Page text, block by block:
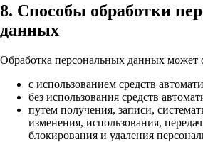
8. Способы обработки
данных
Обработка персональных данных может
с использованием средств
без использования средств
путем получения, записи,
изменения, использования,
блокирования и удаления